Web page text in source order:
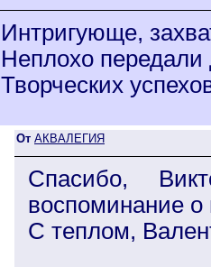
Интригующе,
Неплохо передали
Творческих
От АКВАЛЕГИЯ
Спасибо,
воспоминание о
С теплом,